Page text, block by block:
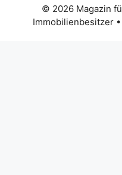
© 2026 Magazin
Immobilienbesitzer•